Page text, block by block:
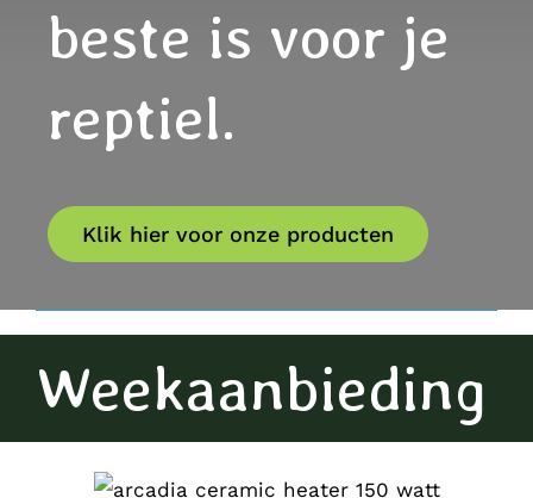
beste is voor je
reptiel.
Klik hier voor onze producten
Weekaanbieding
OPTIES SELECTEREN DIT
/